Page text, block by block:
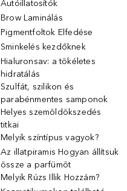
Autóillatosítók
Brow Laminálás
Pigmentfoltok Elfedése
Sminkelés kezdőknek
Hialuronsav: a tökéletes
hidratálás
Szulfát, szilikon és
parabénmentes samponok
Helyes szemöldökszedés
titkai
Melyik színtípus vagyok?
Az illatpiramis Hogyan állítsuk
össze a parfümöt
Melyik Rúzs Illik Hozzám?